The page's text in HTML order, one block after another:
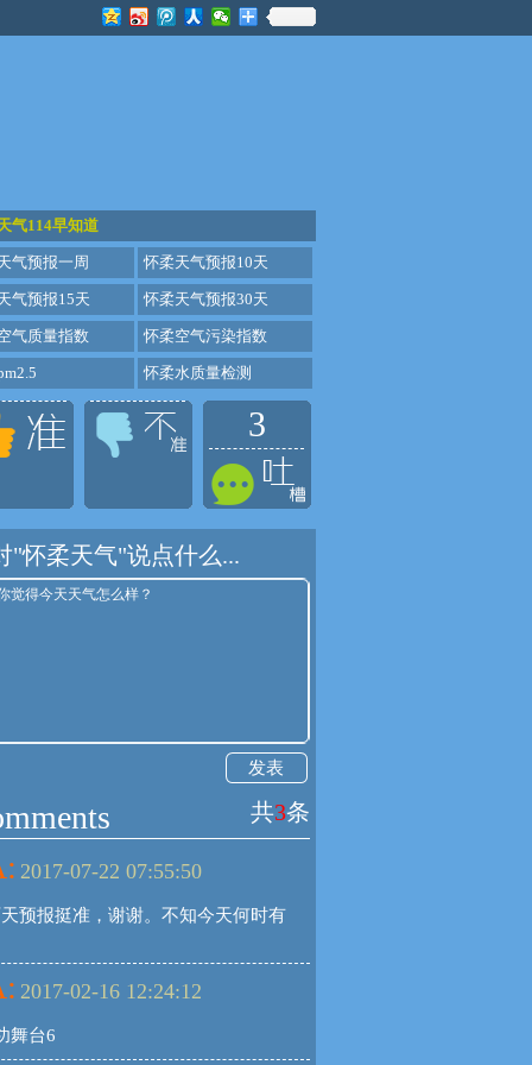
气114早知道
气预报一周 怀柔天气预报10天
气预报15天 怀柔天气预报30天
气质量指数 怀柔空气污染指数
怀柔水质量检测
3
"怀柔天气"说点什么...
发表
共3条
2017-07-22 07:55:50
预报挺准，谢谢。不知今天何时有
2017-02-16 12:24:12
舞台6